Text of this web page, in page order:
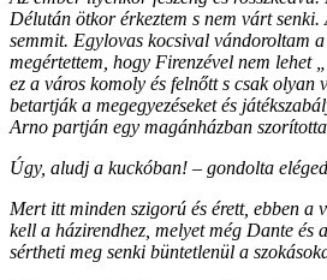
Délután ötkor érkeztem s nem várt
semmit. Egylovas kocsival vándoroltam
megértettem, hogy Firenzével nem lehet
ez a város komoly és felnőtt s csak olyan
betartják a megegyezéseket és
Arno partján egy magánházban
Úgy, aludj a kuckóban! – gondolta
Mert itt minden szigorú és érett, ebben a
kell a házirendhez, melyet még Dante és
sértheti meg senki büntetlenül a